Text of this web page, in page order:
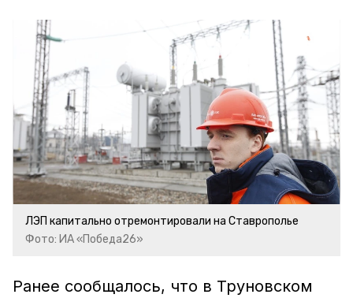
ЛЭП капитально отремонтировали на Ставрополье
Фото: ИА «Победа26»
Ранее сообщалось, что в Труновском